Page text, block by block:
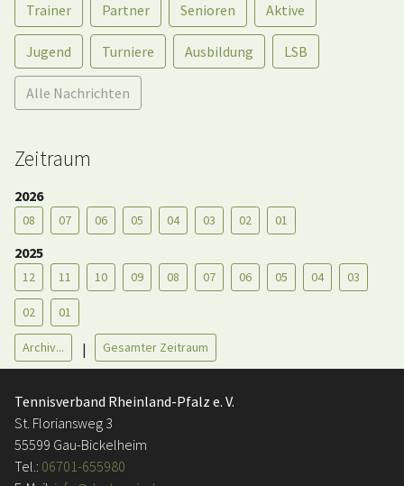
Trainer Partner Senioren Aktive
Jugend Turniere Ausbildung LSB
Alle Nachrichten
Zeitraum
2026
08 07 06 05 04 03 02 01
2025
12 11 10 09 08 07 06 05 04 03
02 01
Archiv... | Gesamter Zeitraum
Tennisverband Rheinland-Pfalz e. V.
St. Floriansweg 3
55599 Gau-Bickelheim
Tel.: 06701-655980